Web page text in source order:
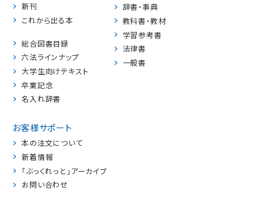
新刊
これから出る本
総合図書目録
六法ラインナップ
大学生向けテキスト
卒業記念
名入れ辞書
辞書・事典
教科書・教材
学習参考書
法律書
一般書
お客様サポート
本の注文について
新着情報
「ぶっくれっと」アーカイブ
お問い合わせ